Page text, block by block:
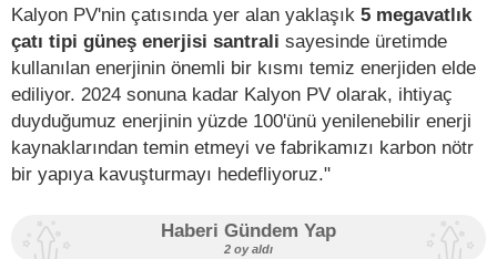
Kalyon PV'nin çatısında yer alan yaklaşık 5 megavatlık
çatı tipi güneş enerjisi santrali sayesinde üretimde
kullanılan enerjinin önemli bir kısmı temiz enerjiden elde
ediliyor. 2024 sonuna kadar Kalyon PV olarak, ihtiyaç
duyduğumuz enerjinin yüzde 100'ünü yenilenebilir enerji
kaynaklarından temin etmeyi ve fabrikamızı karbon nötr
bir yapıya kavuşturmayı hedefliyoruz."
Haberi Gündem Yap
2 oy aldı